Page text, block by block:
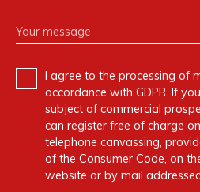
Your message
I agree to the processing of
accordance with GDPR. If
subject of commercial
can register free of charge
telephone canvassing,
of the Consumer Code, on
website or by mail